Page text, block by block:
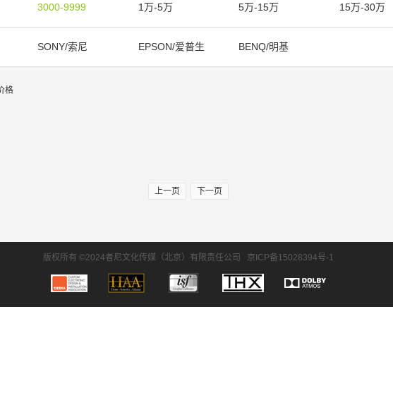
3000-9999 1万-5万 5万-15万 15万-30万
SONY/索尼 EPSON/爱普生 BENQ/明基
格
上一页 下一页
版权所有 ©2024者尼文化传媒（北京）有限责任公司 京ICP备15028394号-1